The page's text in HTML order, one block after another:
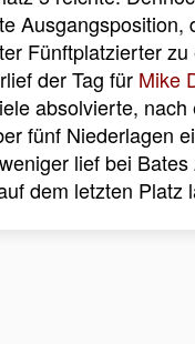
Ausgangsposition,
Fünftplatzierter zu
der Tag für Mike
absolvierte, nach
fünf Niederlagen
lief bei
dem letzten Platz